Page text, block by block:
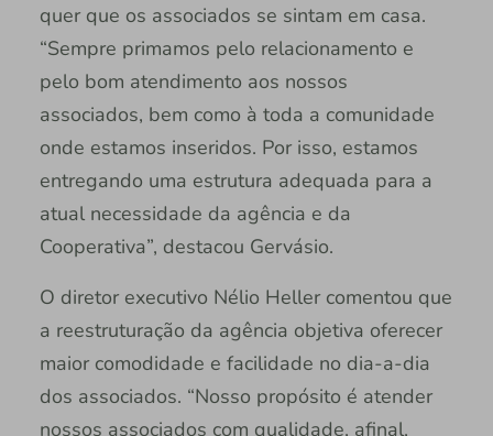
quer que os associados se sintam em casa.
“Sempre primamos pelo relacionamento e
pelo bom atendimento aos nossos
associados, bem como à toda a comunidade
onde estamos inseridos. Por isso, estamos
entregando uma estrutura adequada para a
atual necessidade da agência e da
Cooperativa”, destacou Gervásio.
O diretor executivo Nélio Heller comentou que
a reestruturação da agência objetiva oferecer
maior comodidade e facilidade no dia-a-dia
dos associados. “Nosso propósito é atender
nossos associados com qualidade, afinal,